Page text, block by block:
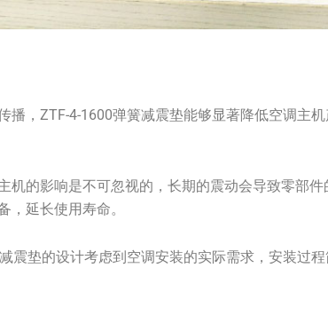
播，ZTF-4-1600弹簧减震垫能够显著降低空调主
机的影响是不可忽视的，长期的震动会导致零部
，延长使用寿命。
震垫的设计考虑到空调安装的实际需求，安装过